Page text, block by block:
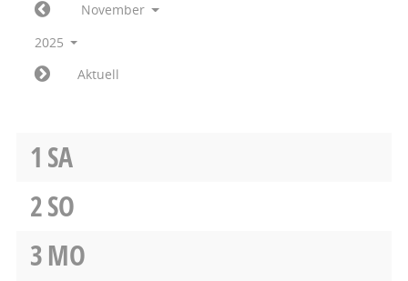
November
2025
Aktuell
1 SA
2SO
3MO